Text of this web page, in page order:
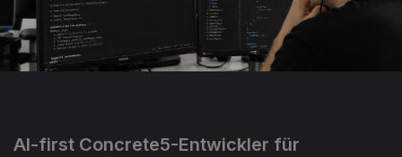
AI-first Concrete5-Entwickler für